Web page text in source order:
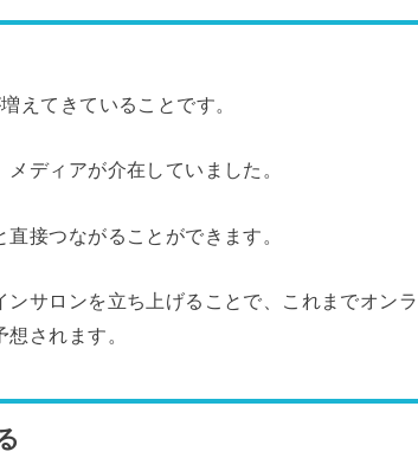
えてきていることです。
ディアが介在していました。
接つながることができます。
サロンを立ち上げることで、これまでオンラ
されます。